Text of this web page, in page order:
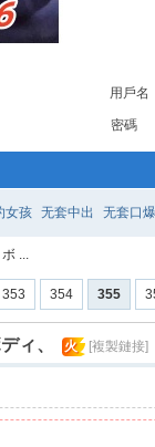
用戶名
密碼
女孩 无套中出 无套口爆
...
353 354 355
ィ、 火 [複製鏈接]